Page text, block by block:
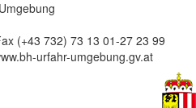
(+43 732) 73 13 01-27 23 99
urfahr-umgebung.gv.at